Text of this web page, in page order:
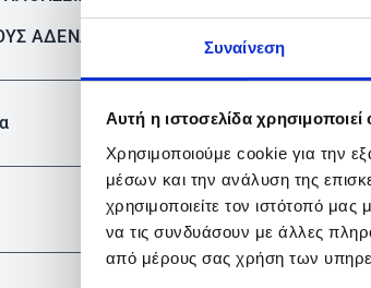
Συναίνεση
Αυτή η ιστοσελίδα
Χρησιμοποιούμε cookie για την
μέσων και την ανάλυση της
χρησιμοποιείτε τον ιστότοπό
να τις συνδυάσουν με άλλες
από μέρους σας χρήση των
ΑΔΕΝΑ